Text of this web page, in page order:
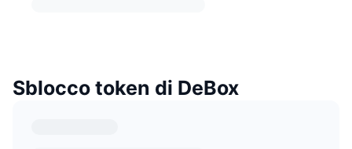
Sblocco token di DeBox